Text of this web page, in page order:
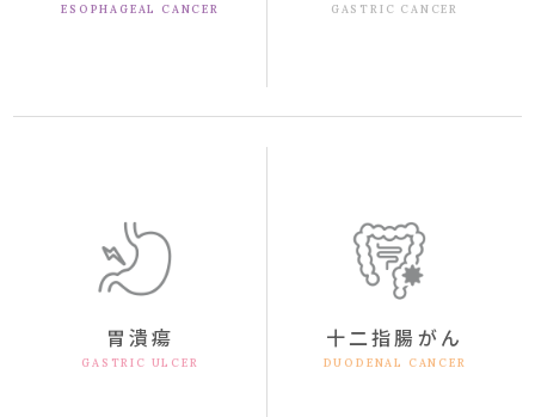
ESOPHAGEAL CANCER GASTRIC CANCER
胃潰瘍
GASTRIC ULCER
十二指腸がん
DUODENAL CANCER